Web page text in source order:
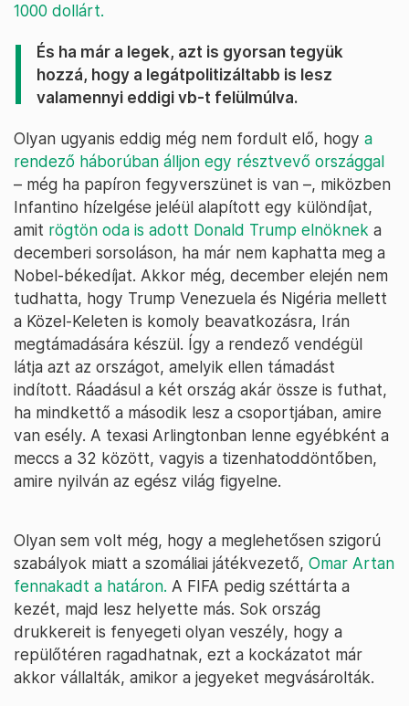
1000 dollárt.
És ha már a legek, azt is gyorsan tegyük
hozzá, hogy a legátpolitizáltabb is lesz
valamennyi eddigi vb-t felülmúlva.
Olyan ugyanis eddig még nem fordult elő, hogy a
rendező háborúban álljon egy résztvevő országgal
– még ha papíron fegyverszünet is van –, miközben
Infantino hízelgése jeléül alapított egy különdíjat,
amit rögtön oda is adott Donald Trump elnöknek a
decemberi sorsoláson, ha már nem kaphatta meg a
Nobel-békedíjat. Akkor még, december elején nem
tudhatta, hogy Trump Venezuela és Nigéria mellett
a Közel-Keleten is komoly beavatkozásra, Irán
megtámadására készül. Így a rendező vendégül
látja azt az országot, amelyik ellen támadást
indított. Ráadásul a két ország akár össze is futhat,
ha mindkettő a második lesz a csoportjában, amire
van esély. A texasi Arlingtonban lenne egyébként a
meccs a 32 között, vagyis a tizenhatoddöntőben,
amire nyilván az egész világ figyelne.
Olyan sem volt még, hogy a meglehetősen szigorú
szabályok miatt a szomáliai játékvezető, Omar Artan
fennakadt a határon. A FIFA pedig széttárta a
kezét, majd lesz helyette más. Sok ország
drukkereit is fenyegeti olyan veszély, hogy a
repülőtéren ragadhatnak, ezt a kockázatot már
akkor vállalták, amikor a jegyeket megvásárolták.